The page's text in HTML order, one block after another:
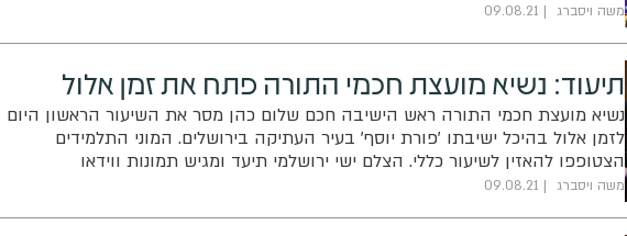
משה ויסברג 09.08.21
תיעוד: נשיא מועצת חכמי התורה פתח את זמן אלול
נשיא מועצת חכמי התורה ראש הישיבה חכם שלום כהן מסר את השיעור הראשון היום
לזמן אלול בהיכל ישיבתו 'פורת יוסף' בעיר העתיקה בירושלים. המוני התלמידים
הצטופפו להאזין לשיעור כללי. הצלם ישי ירושלמי תיעד ומגיש תמונות ווידאו
משה ויסברג 09.08.21